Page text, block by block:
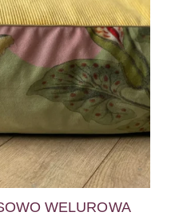
WELUROWA